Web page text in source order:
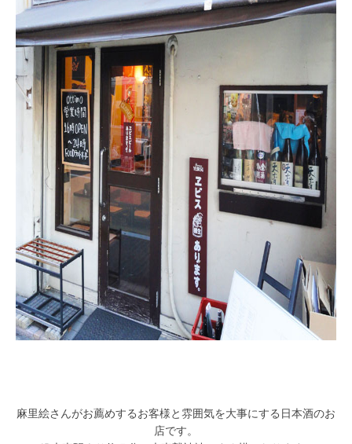
麻里絵さんがお薦めするお客様と雰囲気を大事にする日本酒のお
店です。